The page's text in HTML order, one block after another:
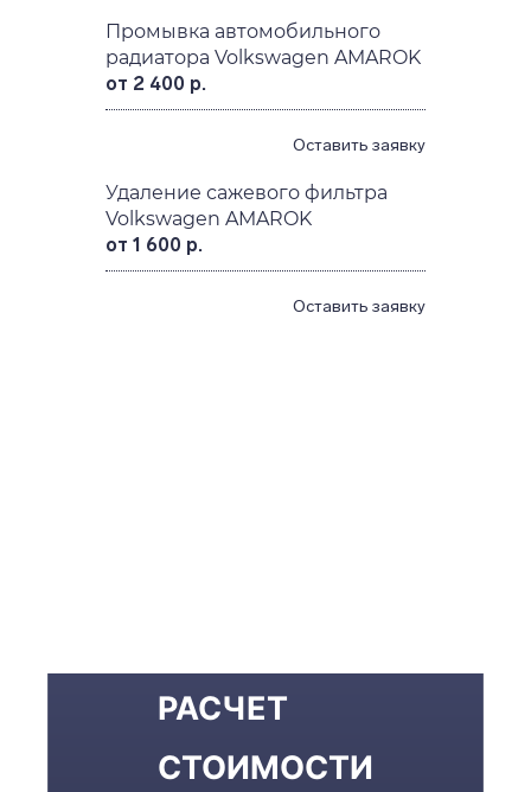
Промывка автомобильного
радиатора Volkswagen AMAROK
от 2 400 р.
Оставить заявку
Удаление сажевого фильтра
Volkswagen AMAROK
от 1 600 р.
Оставить заявку
РАСЧЕТ
СТОИМОСТИ